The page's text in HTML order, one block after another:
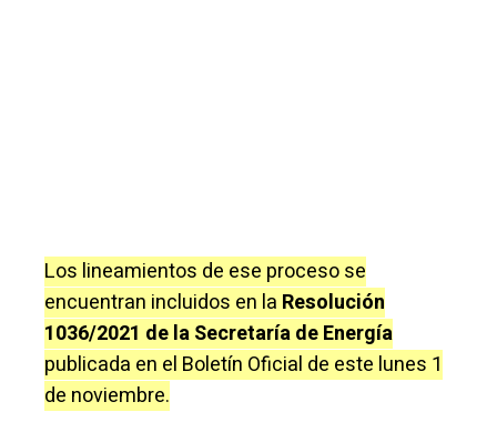
Los lineamientos de ese proceso se
encuentran incluidos en la Resolución
1036/2021 de la Secretaría de Energía
publicada en el Boletín Oficial de este lunes 1
de noviembre.